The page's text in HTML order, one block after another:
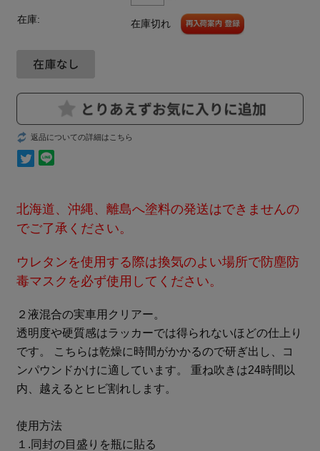
在庫: 在庫切れ
返品についての詳細はこちら
北海道、沖縄、離島へ塗料の発送はできませんの
でご了承ください。
ウレタンを使用する際は換気のよい場所で防塵防
毒マスクを必ず使用してください。
２液混合の実車用クリアー。
透明度や硬質感はラッカーでは得られないほどの仕上り
です。 こちらは乾燥に時間がかかるので研ぎ出し、コ
ンパウンドかけに適しています。 重ね吹きは24時間以
内、越えるとヒビ割れします。
使用方法
１.同封の目盛りを瓶に貼る